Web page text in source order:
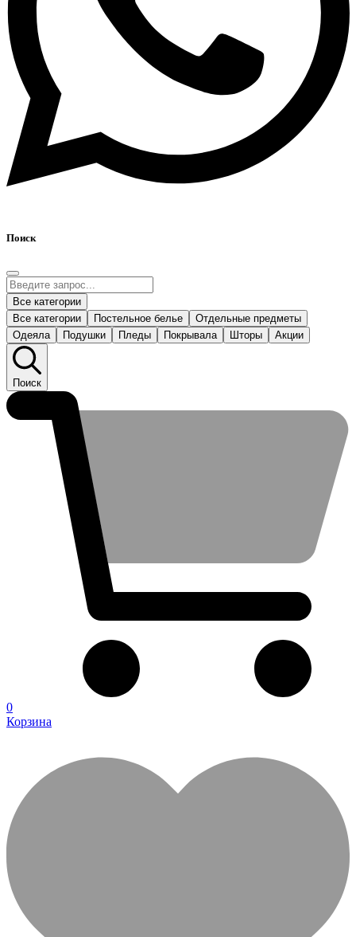
Поиск
Все категории
Все категории
Постельное белье
Отдельные предметы
Одеяла
Подушки Пледы Покрывала Шторы Акции
Поиск
0
Корзина